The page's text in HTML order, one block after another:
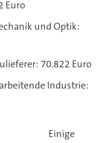
Euro
und Optik:
70.822 Euro
Industrie:
Einige